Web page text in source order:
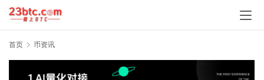
首页 币资讯